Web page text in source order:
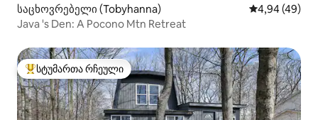
საცხოვრებელი (Tobyhanna) საშუალო
4,94 (49)
Java 's Den: A Pocono Mtn Retreat
სტუმართა რჩეული მოწინავე ვარიანტი
სტუმართა რჩეული